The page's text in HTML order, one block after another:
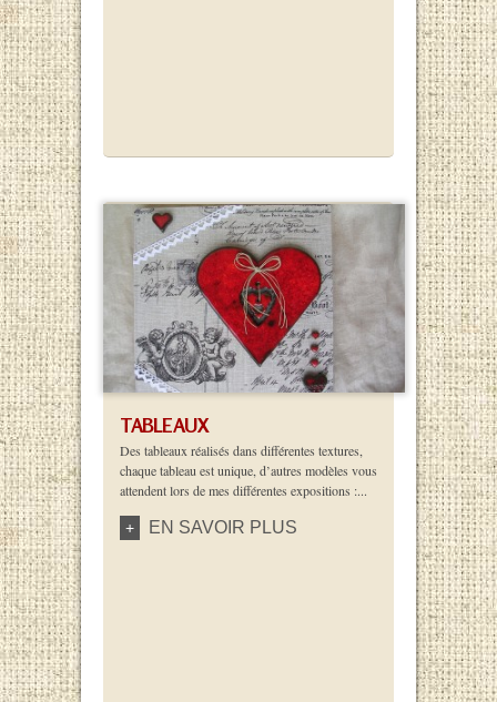
TABLEAUX
Des tableaux réalisés dans différentes textures,
chaque tableau est unique, d’autres modèles vous
attendent lors de mes différentes expositions :...
+ EN SAVOIR PLUS